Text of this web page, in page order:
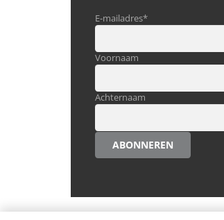
E-mailadres*
Voornaam
Achternaam
ABONNEREN